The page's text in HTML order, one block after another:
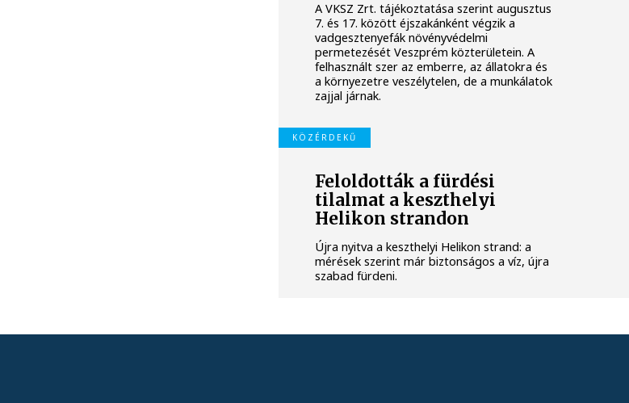
A VKSZ Zrt. tájékoztatása szerint augusztus
7. és 17. között éjszakánként végzik a
vadgesztenyefák növényvédelmi
permetezését Veszprém közterületein. A
felhasznált szer az emberre, az állatokra és
a környezetre veszélytelen, de a munkálatok
zajjal járnak.
KÖZÉRDEKŰ
Feloldották a fürdési
tilalmat a keszthelyi
Helikon strandon
Újra nyitva a keszthelyi Helikon strand: a
mérések szerint már biztonságos a víz, újra
szabad fürdeni.